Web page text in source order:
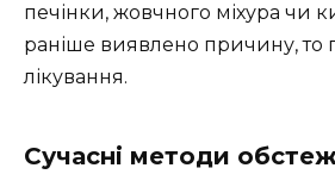
печінки, жовчного міхура чи
раніше виявлено причину, то
лікування.
Сучасні методи